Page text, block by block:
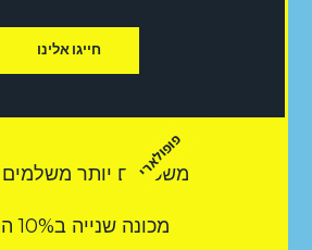
חייגו אלינו
פופולארי
משכירים יותר
מכונה שנייה ב10% הנחה